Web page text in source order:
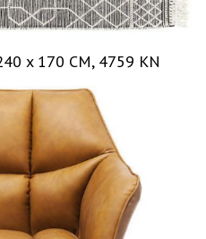
x 170 CM, 4759 KN